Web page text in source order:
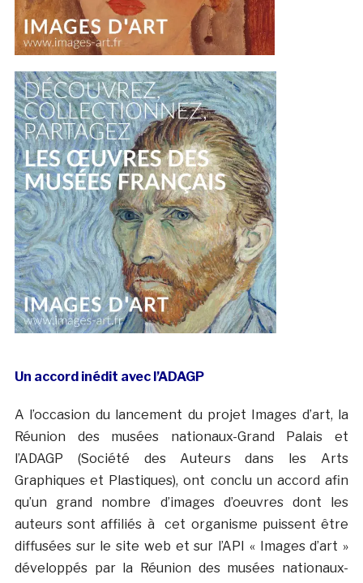
Un accord inédit avec l’ADAGP
A l’occasion du lancement du projet Images d’art, la
Réunion des musées nationaux-Grand Palais et
l’ADAGP (Société des Auteurs dans les Arts
Graphiques et Plastiques), ont conclu un accord afin
qu’un grand nombre d’images d’oeuvres dont les
auteurs sont affiliés à cet organisme puissent être
diffusées sur le site web et sur l’API « Images d’art »
développés par la Réunion des musées nationaux-